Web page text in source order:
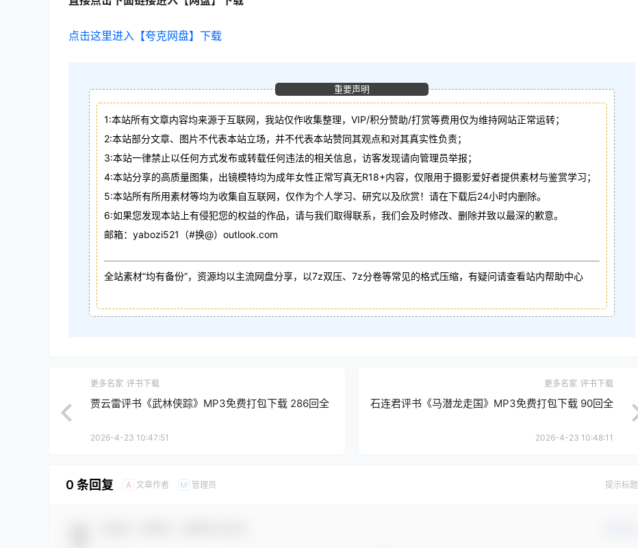
点击这里进入【夸克网盘】下载
重要声明
1:本站所有文章内容均来源于互联网，我站仅作收集整理，VIP/积分赞助/打赏等费用仅为维持网站正常运转；
2:本站部分文章、图片不代表本站立场，并不代表本站赞同其观点和对其真实性负责；
3:本站一律禁止以任何方式发布或转载任何违法的相关信息，访客发现请向管理员举报；
4:本站分享的高质量图集，出镜模特均为成年女性正常写真无R18+内容，仅限用于摄影爱好者提供素材与鉴赏学习；
5:本站所有所用素材等均为收集自互联网，仅作为个人学习、研究以及欣赏！请在下载后24小时内删除。
6:如果您发现本站上有侵犯您的权益的作品，请与我们取得联系，我们会及时修改、删除并致以最深的歉意。
邮箱：yabozi521（#换@）outlook.com
全站素材“均有备份”，资源均以主流网盘分享，以7z双压、7z分卷等常见的格式压缩，有疑问请查看站内帮助中心
更多名家 评书下载
贾云雷评书《武林侠踪》MP3免费打包下载 286回全
2026-4-23 10:47:51
更多名家 评书下载
石连君评书《马潜龙走国》MP3免费打包下载 90回全
2026-4-23 10:48:11
0 条回复 A 文章作者 M 管理员 提示标题